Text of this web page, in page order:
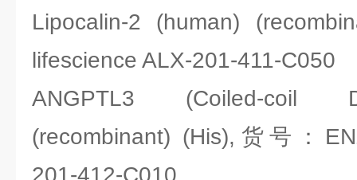
Lipocalin-2 (human)
lifescience ALX-201-411-C050
ANGPTL3 (Coiled-coil
(recombinant) (His),货号：
201-412-C010